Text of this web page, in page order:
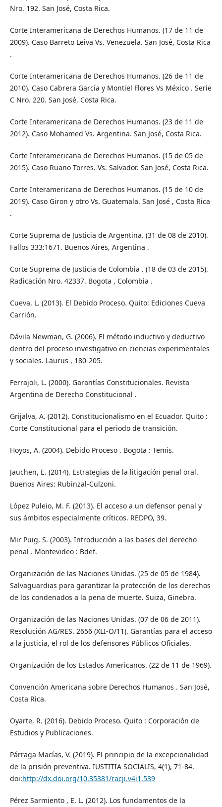
Nro. 192. San José, Costa Rica.
Corte Interamericana de Derechos Humanos. (17 de 11 de
2009). Caso Barreto Leiva Vs. Venezuela. San José, Costa Rica
.
Corte Interamericana de Derechos Humanos. (26 de 11 de
2010). Caso Cabrera García y Montiel Flores Vs México . Serie
C Nro. 220. San José, Costa Rica.
Corte Interamericana de Derechos Humanos. (23 de 11 de
2012). Caso Mohamed Vs. Argentina. San José, Costa Rica.
Corte Interamericana de Derechos Humanos. (15 de 05 de
2015). Caso Ruano Torres. Vs. Salvador. San José, Costa Rica.
Corte Interamericana de Derechos Humanos. (15 de 10 de
2019). Caso Giron y otro Vs. Guatemala. San José , Costa Rica
.
Corte Suprema de Justicia de Argentina. (31 de 08 de 2010).
Fallos 333:1671. Buenos Aires, Argentina .
Corte Suprema de Justicia de Colombia . (18 de 03 de 2015).
Radicación Nro. 42337. Bogota , Colombia .
Cueva, L. (2013). El Debido Proceso. Quito: Ediciones Cueva
Carrión.
Dávila Newman, G. (2006). El método inductivo y deductivo
dentro del proceso investigativo en ciencias experimentales
y sociales. Laurus , 180-205.
Ferrajoli, L. (2000). Garantías Constitucionales. Revista
Argentina de Derecho Constitucional .
Grijalva, A. (2012). Constitucionalismo en el Ecuador. Quito :
Corte Constitucional para el periodo de transición.
Hoyos, A. (2004). Debido Proceso . Bogota : Temis.
Jauchen, E. (2014). Estrategias de la litigación penal oral.
Buenos Aires: Rubinzal-Culzoni.
López Puleio, M. F. (2013). El acceso a un defensor penal y
sus ámbitos especialmente críticos. REDPO, 39.
Mir Puig, S. (2003). Introducción a las bases del derecho
penal . Montevideo : Bdef.
Organización de las Naciones Unidas. (25 de 05 de 1984).
Salvaguardias para garantizar la protección de los derechos
de los condenados a la pena de muerte. Suiza, Ginebra.
Organización de las Naciones Unidas. (07 de 06 de 2011).
Resolución AG/RES. 2656 (XLI-O/11). Garantías para el acceso
a la justicia, el rol de los defensores Públicos Oficiales.
Organización de los Estados Americanos. (22 de 11 de 1969).
Convención Americana sobre Derechos Humanos . San José,
Costa Rica.
Oyarte, R. (2016). Debido Proceso. Quito : Corporación de
Estudios y Publicaciones.
Párraga Macías, V. (2019). El principio de la excepcionalidad
de la prisión preventiva. IUSTITIA SOCIALIS, 4(1), 71-84.
doi:http://dx.doi.org/10.35381/racji.v4i1.539
Pérez Sarmiento , E. L. (2012). Los fundamentos de la